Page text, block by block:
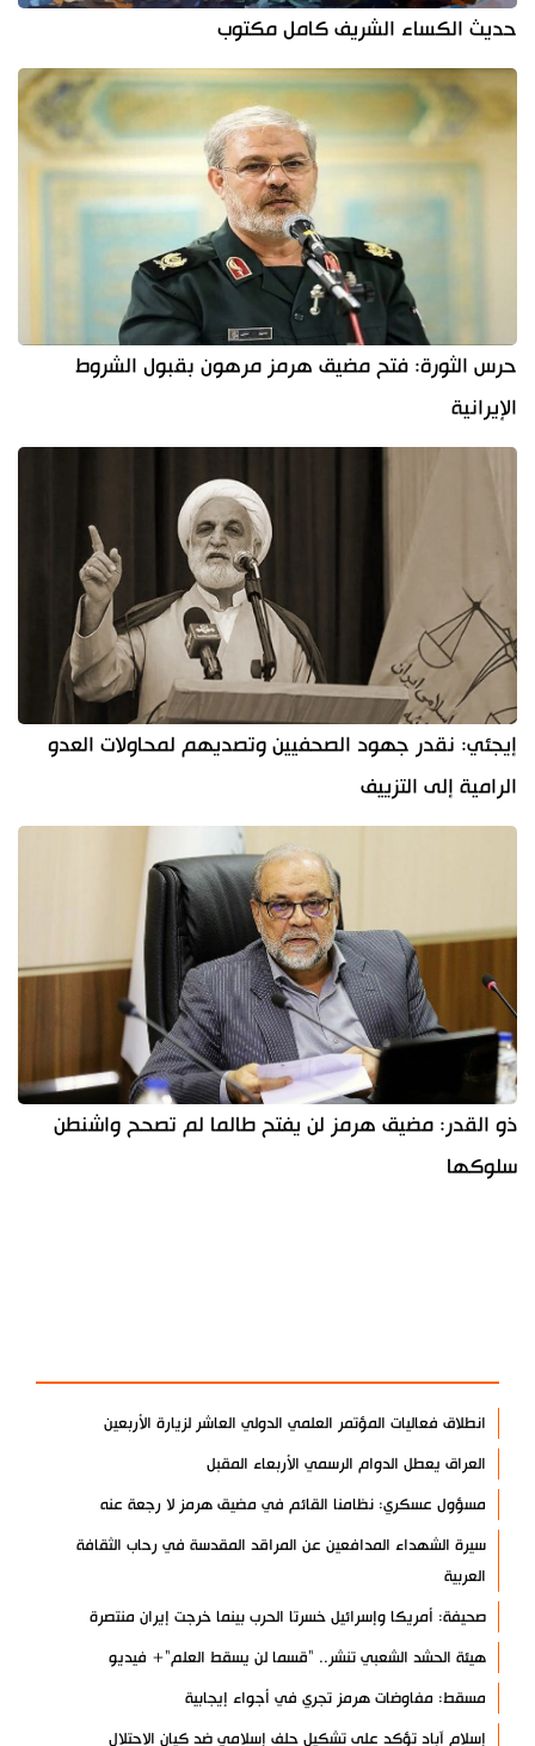
حديث الكساء الشريف كامل مكتوب
حرس الثورة: فتح مضيق هرمز مرهون بقبول الشروط
الإيرانية
إيجئي: نقدر جهود الصحفيين وتصديهم لمحاولات العدو
الرامية إلى التزييف
ذو القدر: مضيق هرمز لن يفتح طالما لم تصحح واشنطن
سلوكها
انطلاق فعاليات المؤتمر العلمي الدولي العاشر لزيارة الأربعين
العراق يعطل الدوام الرسمي الأربعاء المقبل
مسؤول عسكري: نظامنا القائم في مضيق هرمز لا رجعة عنه
سيرة الشهداء المدافعين عن المراقد المقدسة في رحاب الثقافة
العربية
صحيفة: أمريكا وإسرائيل خسرتا الحرب بينما خرجت إيران منتصرة
هيئة الحشد الشعبي تنشر.. "قسما لن يسقط العلم"+ فيديو
مسقط: مفاوضات هرمز تجري في أجواء إيجابية
إسلام آباد تؤكد على تشكيل حلف إسلامي ضد كيان الاحتلال